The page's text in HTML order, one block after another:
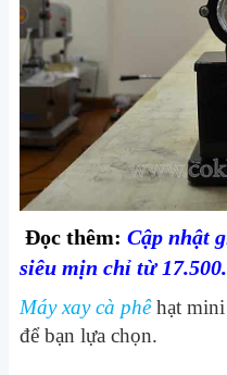
Đọc thêm: Cập nhật
siêu mịn chỉ từ
Máy xay cà phêhạt mini
để bạn lựa chọn.